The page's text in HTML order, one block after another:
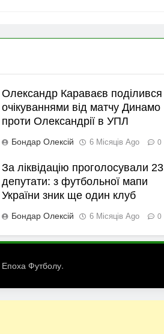
Олександр Караваєв поділився
очікуваннями від матчу Динамо
проти Олександрії в УПЛ
Бондар Олексій 6 Місяців Ago 0
За ліквідацію проголосували 23
депутати: з футбольної мапи
України зник ще один клуб
Бондар Олексій 6 Місяців Ago 0
Епоха Футболу.